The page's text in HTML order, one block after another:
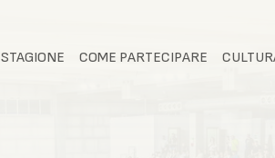
STAGIONE COME PARTECIPARE